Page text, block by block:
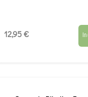
12,95 €